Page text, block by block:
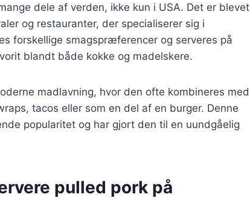
dele af verden, ikke kun i USA. Det er blevet
og restauranter, der specialiserer sig i
forskellige smagspræferencer og serveres på
blandt både kokke og madelskere.
madlavning, hvor den ofte kombineres med
tacos eller som en del af en burger. Denne
popularitet og har gjort den til en uundgåelig
pulled pork på